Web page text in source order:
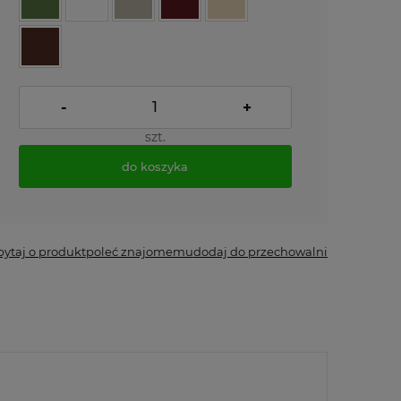
- +
szt.
do koszyka
o produktpoleć znajomemudodaj do przechowalni